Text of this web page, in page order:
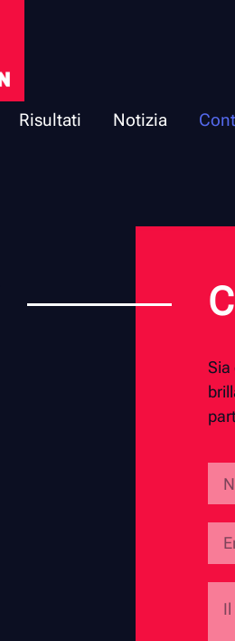
Risultati Notizia
Sia